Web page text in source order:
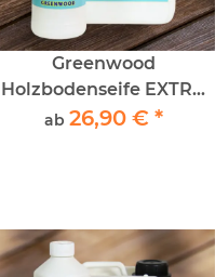
Greenwood
Holzbodenseife EXTRA
Hartwachspflege
ab 26,90 € *